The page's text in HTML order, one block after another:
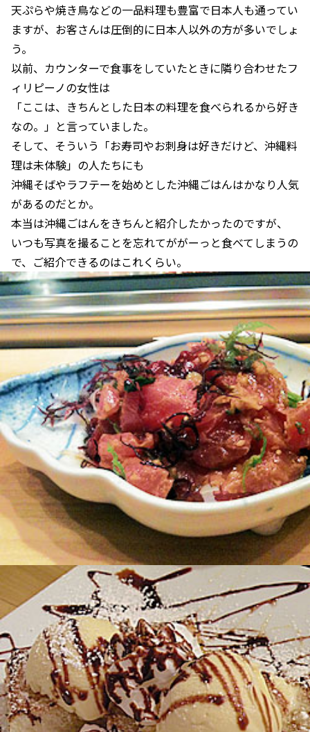
天ぷらや焼き鳥などの一品料理も豊富で日本人も通ってい
ますが、お客さんは圧倒的に日本人以外の方が多いでしょ
う。
以前、カウンターで食事をしていたときに隣り合わせたフ
ィリピーノの女性は
「ここは、きちんとした日本の料理を食べられるから好き
なの。」と言っていました。
そして、そういう「お寿司やお刺身は好きだけど、沖縄料
理は未体験」の人たちにも
沖縄そばやラフテーを始めとした沖縄ごはんはかなり人気
があるのだとか。
本当は沖縄ごはんをきちんと紹介したかったのですが、
いつも写真を撮ることを忘れてががーっと食べてしまうの
で、ご紹介できるのはこれくらい。